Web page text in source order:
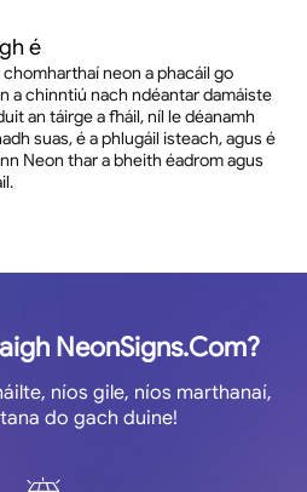
é
neon a phacáil go
a chinntiú nach ndéantar damáiste
an táirge a fháil, níl le déanamh
suas, é a phlugáil isteach, agus é
Neon thar a bheith éadrom agus
NeonSigns.Com?
níos gile, níos marthanaí,
do gach duine!